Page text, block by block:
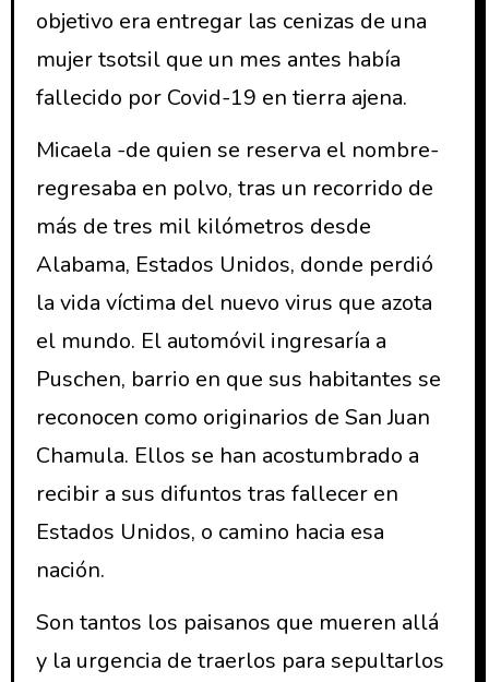
objetivo era entregar las cenizas de una
mujer tsotsil que un mes antes había
fallecido por Covid-19 en tierra ajena.
Micaela -de quien se reserva el nombre-
regresaba en polvo, tras un recorrido de
más de tres mil kilómetros desde
Alabama, Estados Unidos, donde perdió
la vida víctima del nuevo virus que azota
el mundo. El automóvil ingresaría a
Puschen, barrio en que sus habitantes se
reconocen como originarios de San Juan
Chamula. Ellos se han acostumbrado a
recibir a sus difuntos tras fallecer en
Estados Unidos, o camino hacia esa
nación.
Son tantos los paisanos que mueren allá
y la urgencia de traerlos para sepultarlos